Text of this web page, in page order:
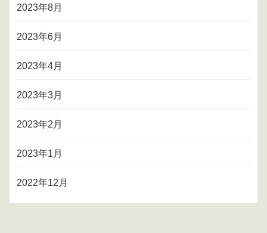
2023年8月
2023年6月
2023年4月
2023年3月
2023年2月
2023年1月
2022年12月